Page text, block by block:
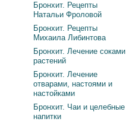
Бронхит. Рецепты
Натальи Фроловой
Бронхит. Рецепты
Михаила Либинтова
Бронхит. Лечение соками
растений
Бронхит. Лечение
отварами, настоями и
настойками
Бронхит. Чаи и целебные
напитки